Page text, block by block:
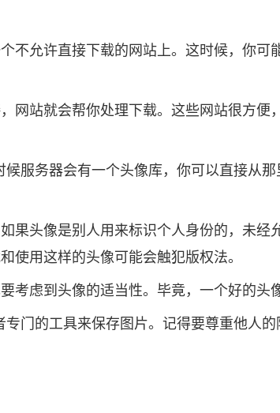
不允许直接下载的网站上。这时候，你
网站就会帮你处理下载。这些网站很方
服务器会有一个头像库，你可以直接从
果头像是别人用来标识个人身份的，未
使用这样的头像可能会触犯版权法。
虑到头像的适当性。毕竟，一个好的头
门的工具来保存图片。记得要尊重他人